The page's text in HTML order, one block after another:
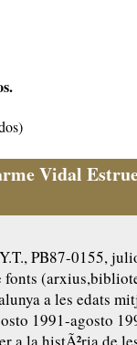
Vidal
PB87-0155,
fonts
a les edats
1991-agosto